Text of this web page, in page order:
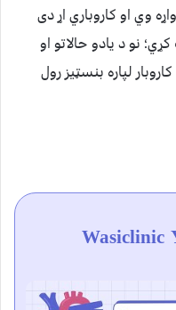
وي او کاروباري اړ دی
نو د یادو حالاتو او
لپاره بنسټیز رول
Wasiclinic